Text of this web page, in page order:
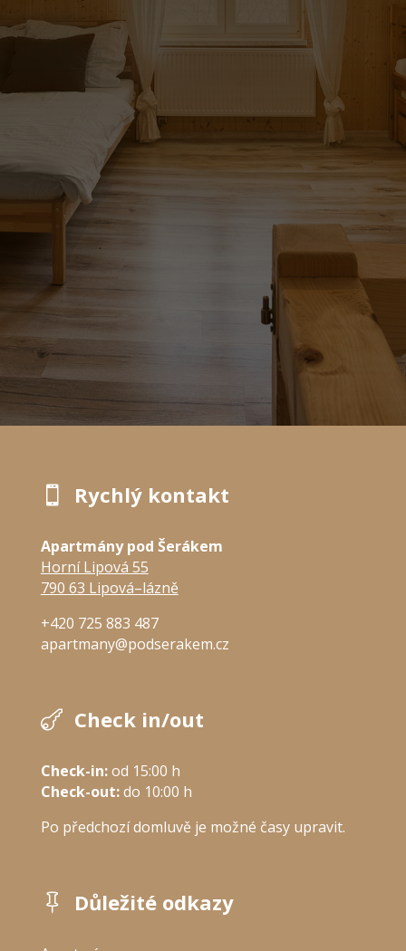
 Rychlý kontakt
Apartmány pod Šerákem
Horní Lipová 55
790 63 Lipová–lázně
+420 725 883 487
apartmany@podserakem.cz
 Check in/out
Check-in: od 15:00 h
Check-out: do 10:00 h
Po předchozí domluvě je možné časy upravit.
 Důležité odkazy